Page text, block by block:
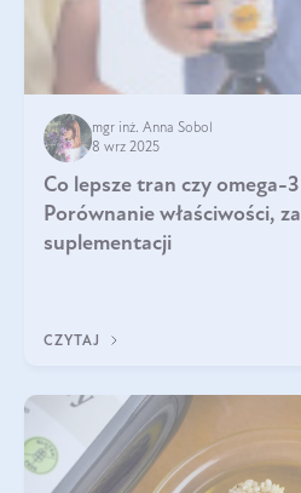
mgr inż. Anna Sobol
8 wrz 2025
Co lepsze tran czy omega-
Porównanie właściwości,
suplementacji
CZYTAJ